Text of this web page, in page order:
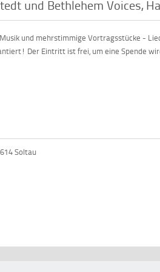
und Bethlehem Voices,
und mehrstimmige Vortragsstücke -
Der Eintritt ist frei, um eine Spende
Soltau